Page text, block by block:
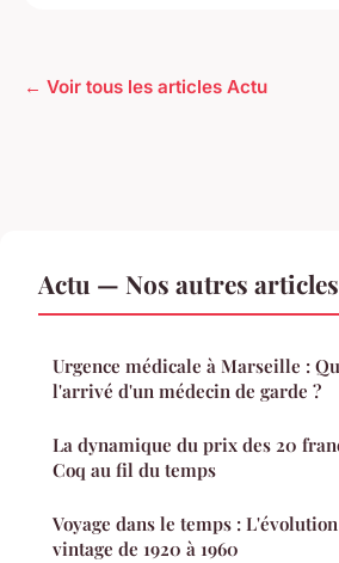
← Voir tous les articles Actu
Actu — Nos autres articles
Urgence médicale à Marseille :
l'arrivé d'un médecin de garde ?
La dynamique du prix des 20
Coq au fil du temps
Voyage dans le temps :
vintage de 1920 à 1960